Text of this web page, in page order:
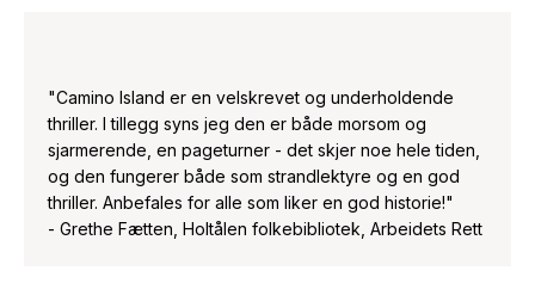
"Camino Island er en velskrevet og underholdende
thriller. I tillegg syns jeg den er både morsom og
sjarmerende, en pageturner - det skjer noe hele tiden,
og den fungerer både som strandlektyre og en god
thriller. Anbefales for alle som liker en god historie!"
- Grethe Fætten, Holtålen folkebibliotek, Arbeidets Rett